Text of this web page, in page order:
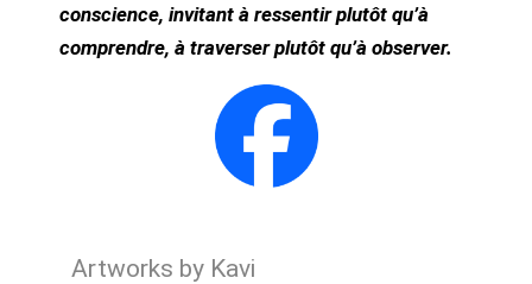
conscience, invitant à ressentir plutôt qu’à
comprendre, à traverser plutôt qu’à observer.
Artworks by Kavi